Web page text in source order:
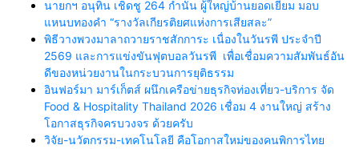
นายกฯ อนุทิน เชิดชู 264 กำนัน ผู้ใหญ่บ้านยอดเยี่ยม มอบ
แหนบทองคำ “รางวัลเกียรติยศแห่งการเสียสละ”
พิธีวางพวงมาลาถวายราชสักการะ เนื่องในวันรพี ประจำปี
2569 และการแข่งขันฟุตบอลวันรพี เพื่อเชื่อมความสัมพันธ์อัน
ดีของหน่วยงานในกระบวนการยุติธรรม
อินฟอร์มา มาร์เก็ตส์ ผนึกเครือข่ายธุรกิจท่องเที่ยว-บริการ จัด
Food & Hospitality Thailand 2026 เชื่อม 4 งานใหญ่ สร้าง
โอกาสธุรกิจครบวงจร ด้วยครับ
วิจัย-นวัตกรรม-เทคโนโลยี คือโอกาสใหม่ของคนพิการไทย